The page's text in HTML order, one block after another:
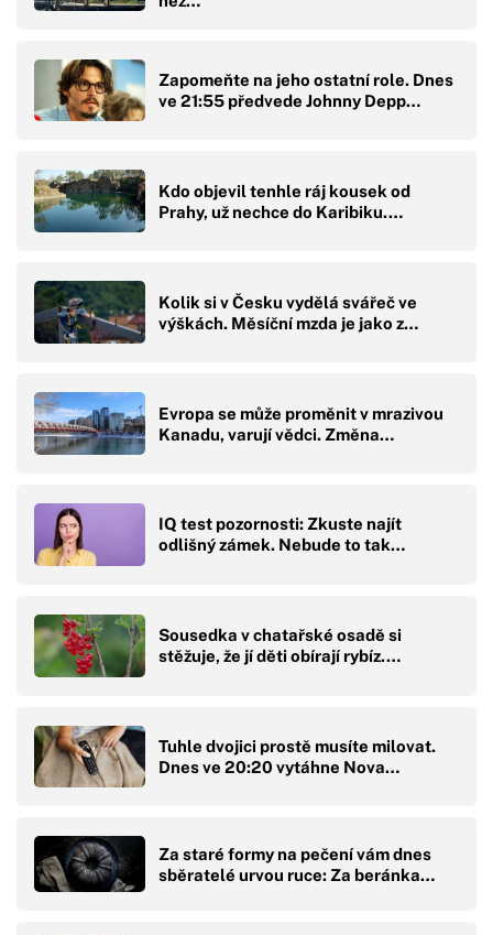
Zapomeňte na jeho ostatní role. Dnes
ve 21:55 předvede Johnny Depp…
Kdo objevil tenhle ráj kousek od
Prahy, už nechce do Karibiku.…
Kolik si v Česku vydělá svářeč ve
výškách. Měsíční mzda je jako z…
Evropa se může proměnit v mrazivou
Kanadu, varují vědci. Změna…
IQ test pozornosti: Zkuste najít
odlišný zámek. Nebude to tak…
Sousedka v chatařské osadě si
stěžuje, že jí děti obírají rybíz.…
Tuhle dvojici prostě musíte milovat.
Dnes ve 20:20 vytáhne Nova…
Za staré formy na pečení vám dnes
sběratelé urvou ruce: Za beránka…